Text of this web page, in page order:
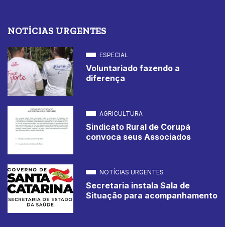
NOTÍCIAS URGENTES
ESPECIAL
Voluntariado fazendo a
diferença
AGRICULTURA
Sindicato Rural de Corupá
convoca seus Associados
NOTÍCIAS URGENTES
Secretaria instala Sala de
Situação para acompanhamento